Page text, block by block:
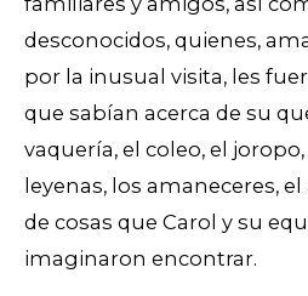
desconocidos, quienes,
por la inusual visita, les
que sabían acerca de su
vaquería, el coleo, el
leyenas, los amaneceres,
de cosas que Carol y su
imaginaron encontrar.